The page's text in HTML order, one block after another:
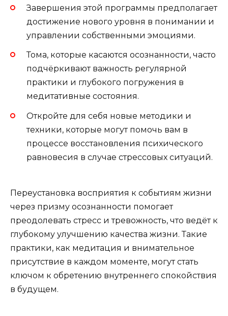
Завершения этой программы предполагает
достижение нового уровня в понимании и
управлении собственными эмоциями.
Тома, которые касаются осознанности, часто
подчёркивают важность регулярной
практики и глубокого погружения в
медитативные состояния.
Откройте для себя новые методики и
техники, которые могут помочь вам в
процессе восстановления психического
равновесия в случае стрессовых ситуаций.
Переустановка восприятия к событиям жизни
через призму осознанности помогает
преодолевать стресс и тревожность, что ведёт к
глубокому улучшению качества жизни. Такие
практики, как медитация и внимательное
присутствие в каждом моменте, могут стать
ключом к обретению внутреннего спокойствия
в будущем.